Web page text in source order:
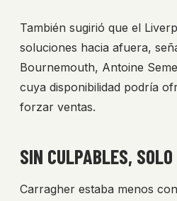
También sugirió que el
soluciones hacia afuera,
Bournemouth, Antoine
cuya disponibilidad podría
forzar ventas.
SIN CULPABLES,
Carragher estaba menos